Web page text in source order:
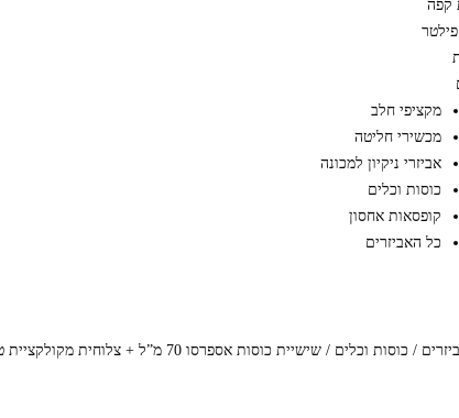
קפה
מקציפי חלב
מכשירי חליטה
אביזרי ניקיון למכונה
כוסות וכלים
קופסאות אחסון
כל האביזרים
/ כוסות וכלים / שישיית כוסות אספרסו 70 מ”ל + צלוחית מקולקציית טולפנו בצבע ורוד מט CLUB HOUSE